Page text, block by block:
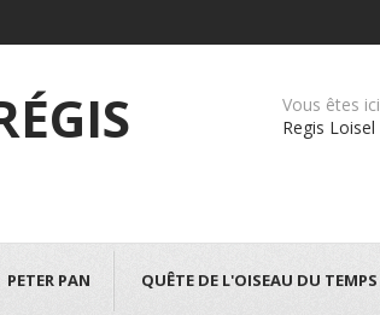
Vous êtes ici
Regis Loisel
PETER PAN QUÊTE DE L'OISEAU DU TEMPS